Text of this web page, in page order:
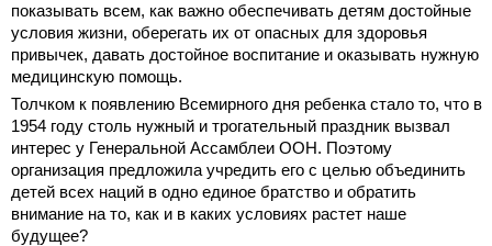
показывать всем, как важно обеспечивать детям достойные
условия жизни, оберегать их от опасных для здоровья
привычек, давать достойное воспитание и оказывать нужную
медицинскую помощь.
Толчком к появлению Всемирного дня ребенка стало то, что в
1954 году столь нужный и трогательный праздник вызвал
интерес у Генеральной Ассамблеи ООН. Поэтому
организация предложила учредить его с целью объединить
детей всех наций в одно единое братство и обратить
внимание на то, как и в каких условиях растет наше
будущее?